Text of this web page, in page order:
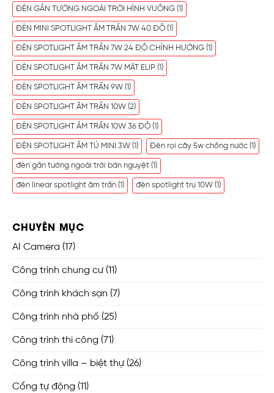
ĐÈN GẮN TƯỜNG NGOÀI TRỜI HÌNH VUÔNG (1)
ĐÈN MINI SPOTLIGHT ÂM TRẦN 7W 40 ĐỘ (1)
ĐÈN SPOTLIGHT ÂM TRẦN 7W 24 ĐỘ CHỈNH HƯỚNG (1)
ĐÈN SPOTLIGHT ÂM TRẦN 7W MẶT ELIP (1)
ĐÈN SPOTLIGHT ÂM TRẦN 9W (1)
ĐÈN SPOTLIGHT ÂM TRẦN 10W (2)
ĐÈN SPOTLIGHT ÂM TRẦN 10W 36 ĐỘ (1)
ĐÈN SPOTLIGHT ÂM TỦ MINI 3W (1) Đèn rọi cây 5w chống nước (1)
đèn gắn tường ngoài trời bán nguyệt (1)
đèn linear spotlight âm trần (1) đèn spotlight trụ 10W (1)
CHUYÊN MỤC
AI Camera (17)
Công trình chung cư(11)
Công trình khách sạn (7)
Công trình nhà phố (25)
Công trình thi công (71)
Công trình villa – biệt thự(26)
Cổng tự động (11)